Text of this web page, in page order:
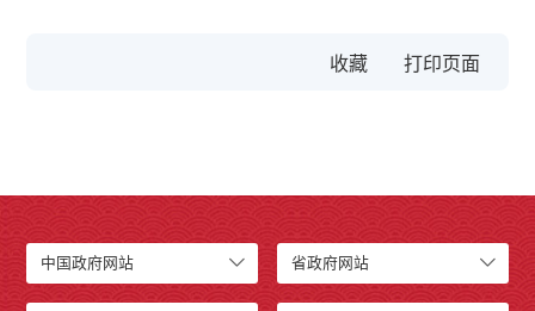
收藏
中国政府网站 省政府网站